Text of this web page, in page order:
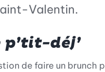
Valentin.
p’tit-déj’
de faire un